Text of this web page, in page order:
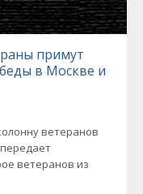
примут
в Москве и
ветеранов
ветеранов из